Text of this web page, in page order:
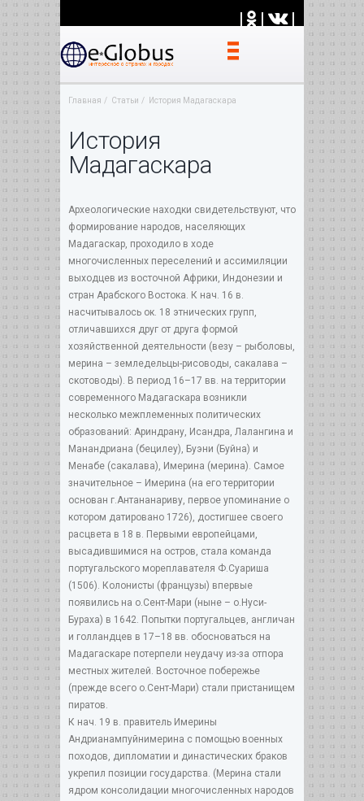
| | |
Главная Статьи История Мадагаскара
История
Мадагаскара
Археологические находки свидетельствуют, что
формирование народов, населяющих
Мадагаскар, проходило в ходе
многочисленных переселений и ассимиляции
выходцев из восточной Африки, Индонезии и
стран Арабского Востока. К нач. 16 в.
насчитывалось ок. 18 этнических групп,
отличавшихся друг от друга формой
хозяйственной деятельности (везу – рыболовы,
мерина – земледельцы-рисоводы, сакалава –
скотоводы). В период 16–17 вв. на территории
современного Мадагаскара возникли
несколько межплеменных политических
образований: Ариндрану, Исандра, Лалангина и
Манандриана (бецилеу), Буэни (Буйна) и
Менабе (сакалава), Имерина (мерина). Самое
значительное – Имерина (на его территории
основан г.Антананариву, первое упоминание о
котором датировано 1726), достигшее своего
расцвета в 18 в. Первыми европейцами,
высадившимися на остров, стала команда
португальского мореплавателя Ф.Суариша
(1506). Колонисты (французы) впервые
появились на о.Сент-Мари (ныне – о.Нуси-
Бураха) в 1642. Попытки португальцев, англичан
и голландцев в 17–18 вв. обосноваться на
Мадагаскаре потерпели неудачу из-за отпора
местных жителей. Восточное побережье
(прежде всего о.Сент-Мари) стали пристанищем
пиратов.
К нач. 19 в. правитель Имерины
Андрианампуйнимерина с помощью военных
походов, дипломатии и династических браков
укрепил позиции государства. (Мерина стали
ядром консолидации многочисленных народов